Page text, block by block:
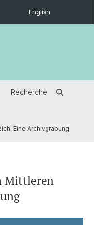
English
Recherche
Eine Archivgrabung
Mittleren